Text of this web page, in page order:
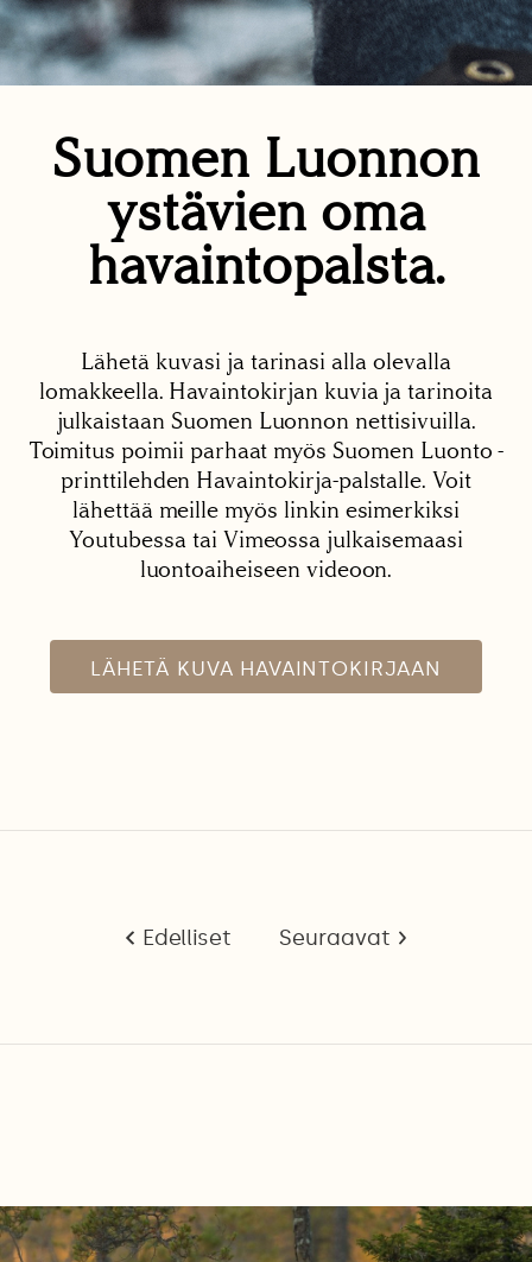
Suomen Luonnon
ystävien oma
havaintopalsta.
Lähetä kuvasi ja tarinasi alla olevalla
lomakkeella. Havaintokirjan kuvia ja tarinoita
julkaistaan Suomen Luonnon nettisivuilla.
Toimitus poimii parhaat myös Suomen Luonto -
printtilehden Havaintokirja-palstalle. Voit
lähettää meille myös linkin esimerkiksi
Youtubessa tai Vimeossa julkaisemaasi
luontoaiheiseen videoon.
LÄHETÄ KUVA HAVAINTOKIRJAAN
Edelliset Seuraavat